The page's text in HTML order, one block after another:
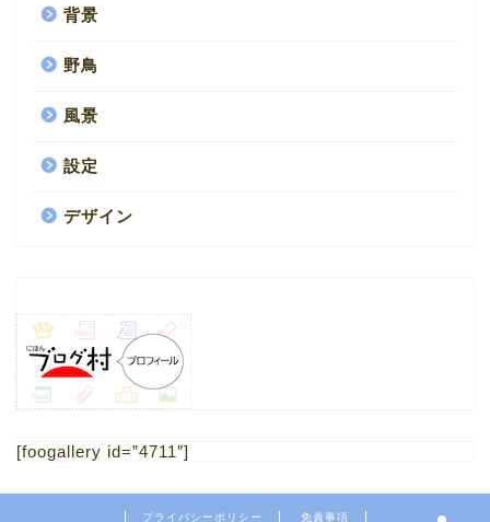
背景
野鳥
風景
設定
デザイン
[foogallery id=”4711″]
プライバシーポリシー 免責事項